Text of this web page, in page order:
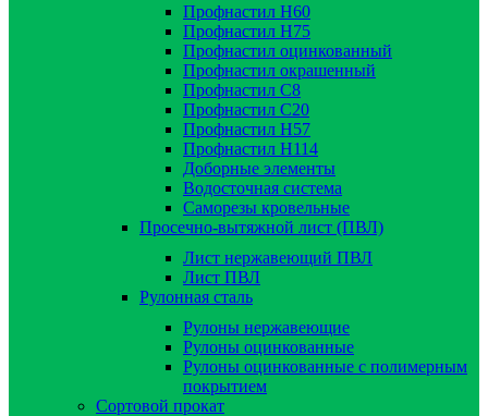
Профнастил Н60
Профнастил Н75
Профнастил оцинкованный
Профнастил окрашенный
Профнастил С8
Профнастил С20
Профнастил Н57
Профнастил Н114
Доборные элементы
Водосточная система
Саморезы кровельные
Просечно-вытяжной лист (ПВЛ)
Лист нержавеющий ПВЛ
Лист ПВЛ
Рулонная сталь
Рулоны нержавеющие
Рулоны оцинкованные
Рулоны оцинкованные с полимерным
покрытием
Сортовой прокат